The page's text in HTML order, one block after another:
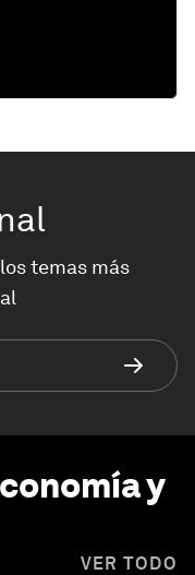
temas más
y
VER TODO